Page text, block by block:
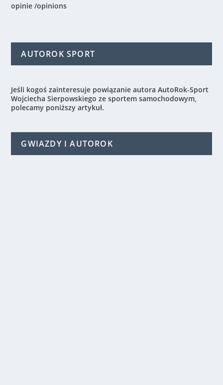
opinie /opinions
AUTOROK SPORT
Jeśli kogoś zainteresuje powiązanie autora AutoRok-Sport
Wojciecha Sierpowskiego ze sportem samochodowym,
polecamy poniższy artykuł.
GWIAZDY I AUTOROK